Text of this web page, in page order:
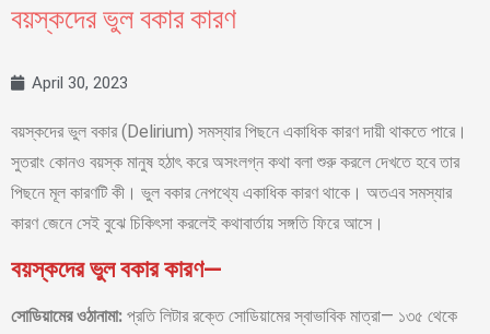
বয়স্কদের ভুল বকার কারণ
April 30, 2023
বয়স্কদের ভুল বকার (Delirium) সমস্যার পিছনে একাধিক কারণ দায়ী থাকতে পারে।
সুতরাং কোনও বয়স্ক মানুষ হঠাৎ করে অসংলগ্ন কথা বলা শুরু করলে দেখতে হবে তার
পিছনে মূল কারণটি কী। ভুল বকার নেপথ্যে একাধিক কারণ থাকে। অতএব সমস্যার
কারণ জেনে সেই বুঝে চিকিৎসা করলেই কথাবার্তায় সঙ্গতি ফিরে আসে।
বয়স্কদের ভুল বকার কারণ—
সোডিয়ামের ওঠানামা: প্রতি লিটার রক্তে সোডিয়ামের স্বাভাবিক মাত্রা— ১৩৫ থেকে